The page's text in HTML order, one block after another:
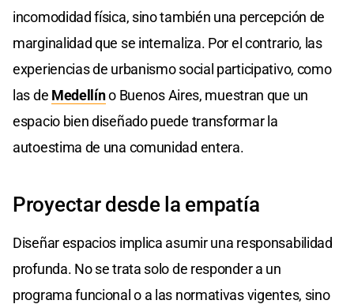
incomodidad física, sino también una percepción de
marginalidad que se internaliza. Por el contrario, las
experiencias de urbanismo social participativo, como
las de Medellíno Buenos Aires, muestran que un
espacio bien diseñado puede transformar la
autoestima de una comunidad entera.
Proyectar desde la empatía
Diseñar espacios implica asumir una responsabilidad
profunda. No se trata solo de responder a un
programa funcional o a las normativas vigentes, sino